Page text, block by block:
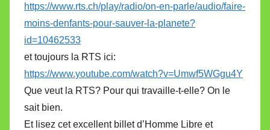
https://www.rts.ch/play/radio/on-en-parle/audio/faire-
moins-denfants-pour-sauver-la-planete?
id=10462533
et toujours la RTS ici:
https://www.youtube.com/watch?v=Umwf5WGgu4Y
Que veut la RTS? Pour qui travaille-t-elle? On le
sait bien.
Et lisez cet excellent billet d’Homme Libre et